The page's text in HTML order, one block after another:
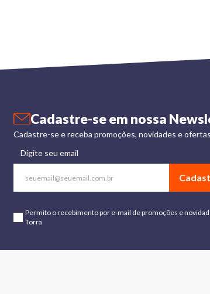
Cadastre-se em nossa
Cadastre-se e receba promoções, novidades e
Digite seu email
Permito o recebimento por e-mail de promoções e
Torra